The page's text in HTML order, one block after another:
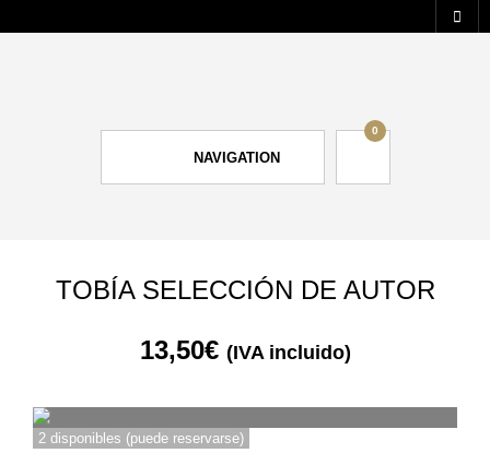
NAVIGATION
0
TOBÍA SELECCIÓN DE AUTOR
13,50€ (IVA incluido)
2 disponibles (puede reservarse)